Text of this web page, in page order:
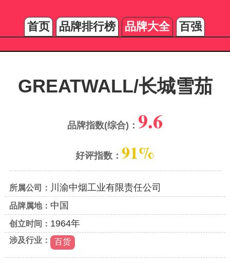
首页 品牌排行榜 品牌大全 百强
GREATWALL/长城雪茄
品牌指数(综合)： 9.6
好评指数： 91%
所属公司： 川渝中烟工业有限责任公司
品牌属地： 中国
创立时间： 1964年
涉及行业： 百货